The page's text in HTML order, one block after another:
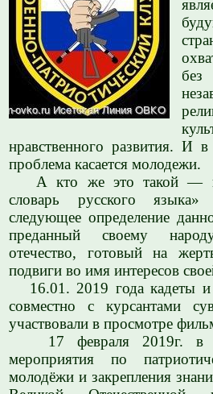
нравственного развития. И
проблема касается молодежи.
А кто же это такой —
словарь русского
следующее определение
преданный своему
отечество, готовый на
подвиги во имя интересов
16.01. 2019 года кадеты и
совместно с курсантами
участвовали в просмотре
17 февраля 2019г. в
мероприятия по
молодёжи и закрепления